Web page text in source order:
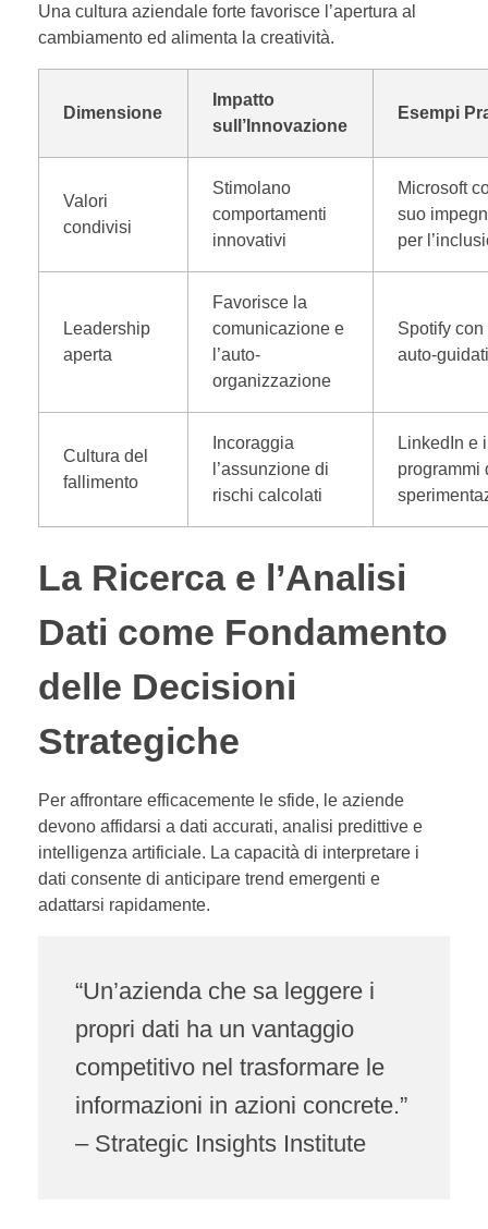
Una cultura aziendale forte favorisce l’apertura al
cambiamento ed alimenta la creatività.
Dimensione
Impatto
sull’Innovazione
Esempi
Valori
condivisi
Stimolano
comportamenti
innovativi
Microsoft
suo
per
Leadership
aperta
Favorisce la
comunicazione e
l’auto-
organizzazione
Spotify con
auto-
Cultura del
fallimento
Incoraggia
l’assunzione di
rischi calcolati
LinkedIn e i
programmi
La Ricerca e l’Analisi
Dati come Fondamento
delle Decisioni
Strategiche
Per affrontare efficacemente le sfide, le aziende
devono affidarsi a dati accurati, analisi predittive e
intelligenza artificiale. La capacità di interpretare i
dati consente di anticipare trend emergenti e
adattarsi rapidamente.
“Un’azienda che sa leggere i
propri dati ha un vantaggio
competitivo nel trasformare le
informazioni in azioni concrete.”
– Strategic Insights Institute